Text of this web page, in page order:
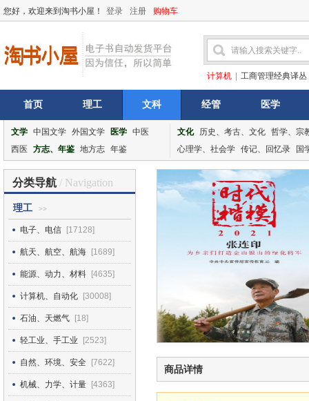
您好，欢迎来到淘书小屋！ 登录 注册 购物车
计算机 工商管理经典译丛
首页 理工 文科 经管 医学
文学 中国文学 外国文学 医学 中医
西医
方志、年鉴 地方志 年鉴
文化 历史、考古、文化 哲学、宗
心理学、社会学 传记、回忆录 国
分类导航 / Navigation
理工 >>
电子、电信 [17128]
航天、航空、航海 [1689]
能源、动力、材料 [4635]
计算机、自动化 [30008]
石油、天燃气 [18]
轻工业、手工业 [2523]
自然、环境、安全 [7622]
机械、力学、计量 [4363]
商品详情